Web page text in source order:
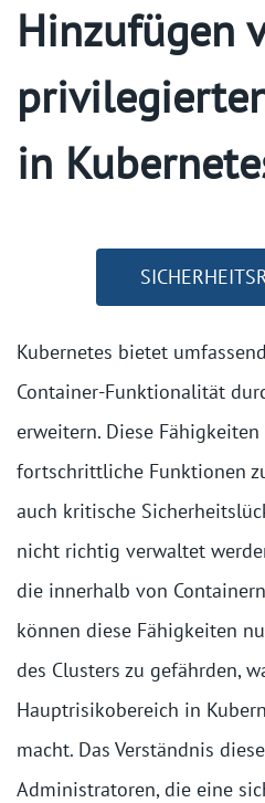
Hinzufügen
in
Kubernetes bietet
Container-Funktionalität
erweitern. Diese
fortschrittliche Funktionen
auch kritische
nicht richtig verwaltet
die innerhalb von
können diese Fähigkeiten
des Clusters zu gefährden,
Hauptrisikobereich in
macht. Das Verständnis
Administratoren, die eine